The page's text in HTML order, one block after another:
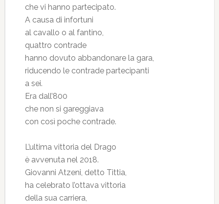
che vi hanno partecipato.
A causa di infortuni
al cavallo o al fantino,
quattro contrade
hanno dovuto abbandonare la gara,
riducendo le contrade partecipanti
a sei.
Era dall’800
che non si gareggiava
con così poche contrade.
L’ultima vittoria del Drago
è avvenuta nel 2018.
Giovanni Atzeni, detto Tittia,
ha celebrato l’ottava vittoria
della sua carriera,